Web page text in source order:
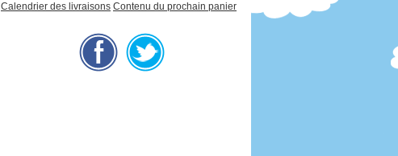
Calendrier des livraisons Contenu du prochain panier